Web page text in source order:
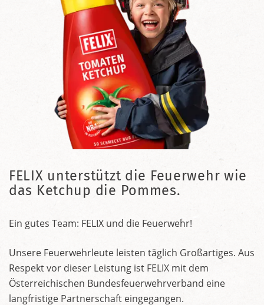
FELIX unterstützt die Feuerwehr wie
das Ketchup die Pommes.
Ein gutes Team: FELIX und die Feuerwehr!
Unsere Feuerwehrleute leisten täglich Großartiges. Aus
Respekt vor dieser Leistung ist FELIX mit dem
Österreichischen Bundesfeuerwehrverband eine
langfristige Partnerschaft eingegangen.